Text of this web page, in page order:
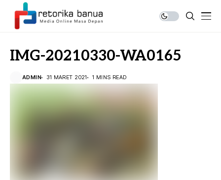
IMG-20210330-WA0165
ADMIN 31 MARET 2021 1 MINS READ